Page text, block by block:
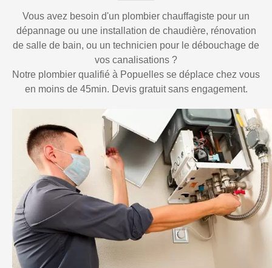
Vous avez besoin d'un plombier chauffagiste pour un
dépannage ou une installation de chaudière, rénovation
de salle de bain, ou un technicien pour le débouchage de
vos canalisations ?
Notre plombier qualifié à Popuelles se déplace chez vous
en moins de 45min. Devis gratuit sans engagement.